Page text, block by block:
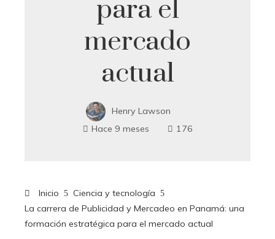
para el
mercado
actual
Henry Lawson
Hace 9 meses
176
Inicio
Ciencia y tecnología
La carrera de Publicidad y Mercadeo en Panamá: una
formación estratégica para el mercado actual